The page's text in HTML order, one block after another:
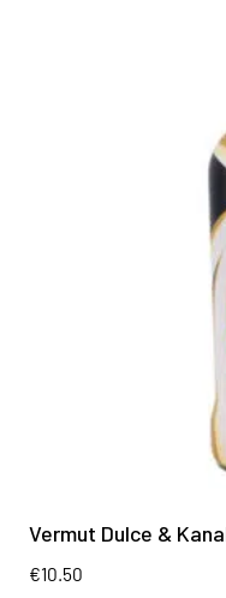
Vermut Dulce &
€10.50